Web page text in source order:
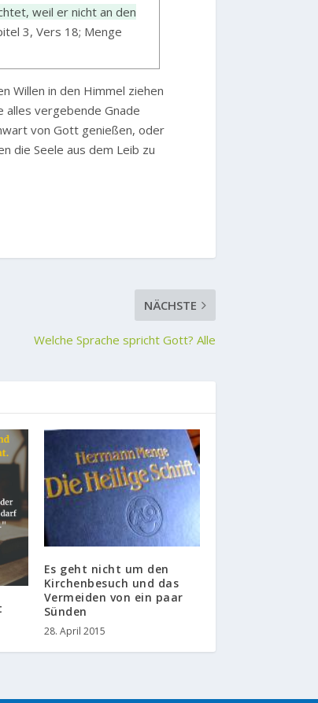
weil er nicht an den
3, Vers 18; Menge
Willen in den Himmel ziehen
alles vergebende Gnade
von Gott genießen, oder
die Seele aus dem Leib zu
NÄCHSTE
Welche Sprache spricht Gott? Alle
Es geht nicht um den
Kirchenbesuch und das
Vermeiden von ein paar
Sünden
28. April 2015